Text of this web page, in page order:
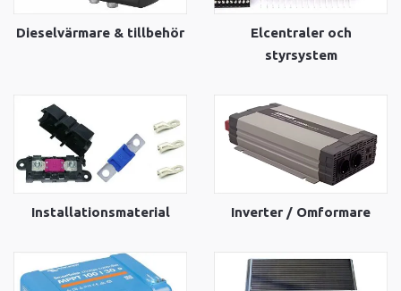
Dieselvärmare & tillbehör
Elcentraler och
styrsystem
Installationsmaterial Inverter / Omformare